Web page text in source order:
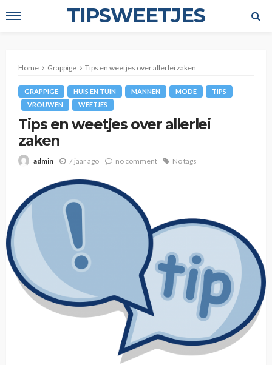
TIPSWEETJES
Home Grappige Tips en weetjes over allerlei zaken
GRAPPIGE HUIS EN TUIN MANNEN MODE
TIPS
VROUWEN
WEETJES
Tips en weetjes over allerlei
zaken
admin 7 jaar ago no comment No tags